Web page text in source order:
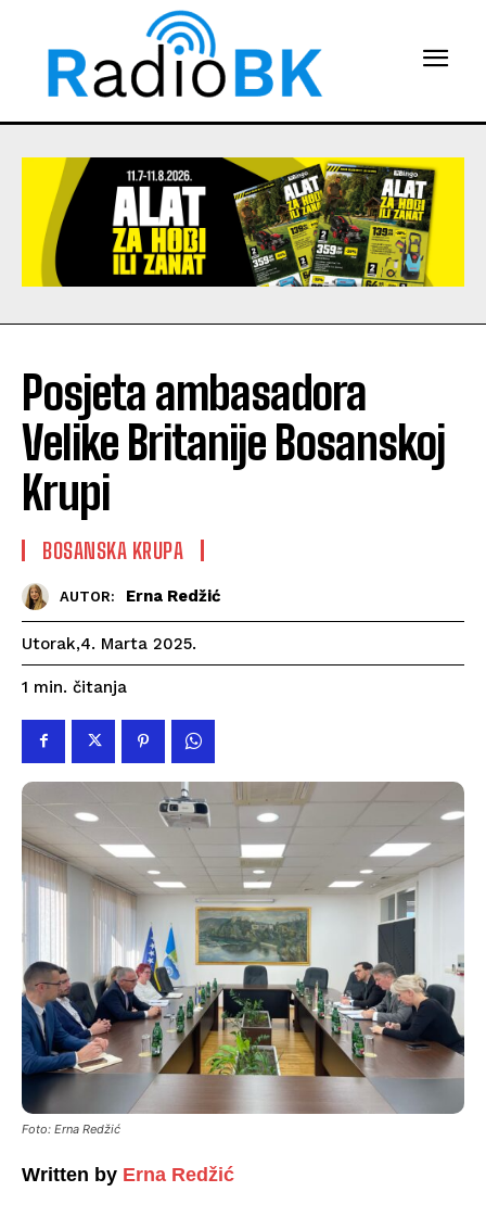
Posjeta ambasadora
Velike Britanije Bosanskoj
Krupi
BOSANSKA KRUPA
AUTOR: Erna Redžić
Utorak,4. Marta 2025.
1 min. čitanja
Foto: Erna Redžić
Written by Erna Redžić